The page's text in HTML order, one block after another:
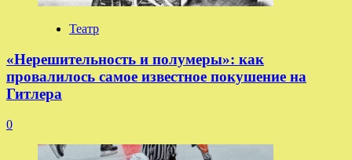
Театр
«Нерешительность и полумеры»: как
провалилось самое известное покушение на
Гитлера
0